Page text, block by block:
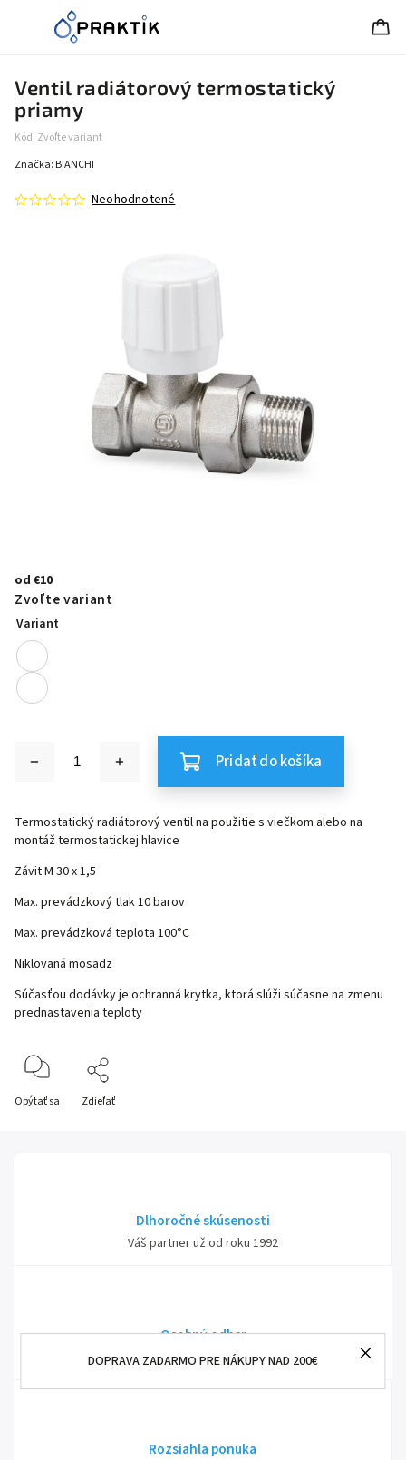
DOPRAVA ZADARMO PRE NÁKUPY NAD 200€
Ventil radiátorový termostatický
priamy
Kód: Zvoľte variant
Neohodnotené
Značka: BIANCHI
od €10
Zvoľte variant
Variant
Pridať do košíka
Termostatický radiátorový ventil na použitie s viečkom alebo na
montáž termostatickej hlavice
Závit M 30 x 1,5
Max. prevádzkový tlak 10 barov
Max. prevádzková teplota 100°C
Niklovaná mosadz
Súčasťou dodávky je ochranná krytka, ktorá slúži súčasne na zmenu
prednastavenia teploty
Opýtať sa Zdieľať
Dlhoročné skúsenosti
Váš partner už od roku 1992
Osobný odber
Kamenná predajňa Nové Mesto nad Váhom
Rozsiahla ponuka